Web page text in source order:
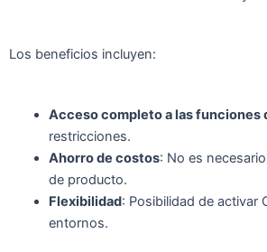
Los beneficios incluyen:
Acceso completo a las funciones
restricciones.
Ahorro de costos: No es
de producto.
Flexibilidad: Posibilidad de activar
entornos.